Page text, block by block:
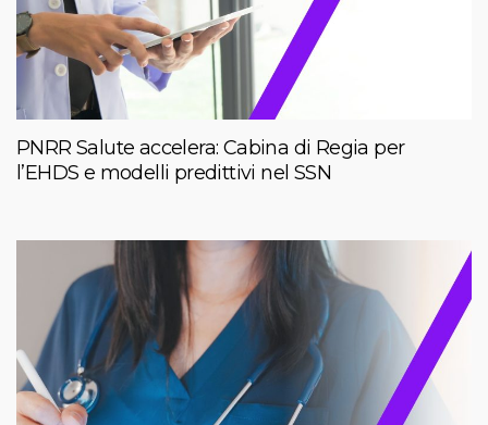
PNRR Salute accelera: Cabina di Regia per
l’EHDS e modelli predittivi nel SSN